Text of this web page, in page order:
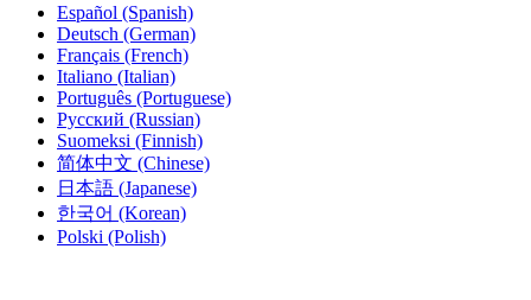
Español (Spanish)
Deutsch (German)
Français (French)
Italiano (Italian)
Português (Portuguese)
Русский (Russian)
Suomeksi (Finnish)
简体中文 (Chinese)
日本語 (Japanese)
한국어 (Korean)
Polski (Polish)